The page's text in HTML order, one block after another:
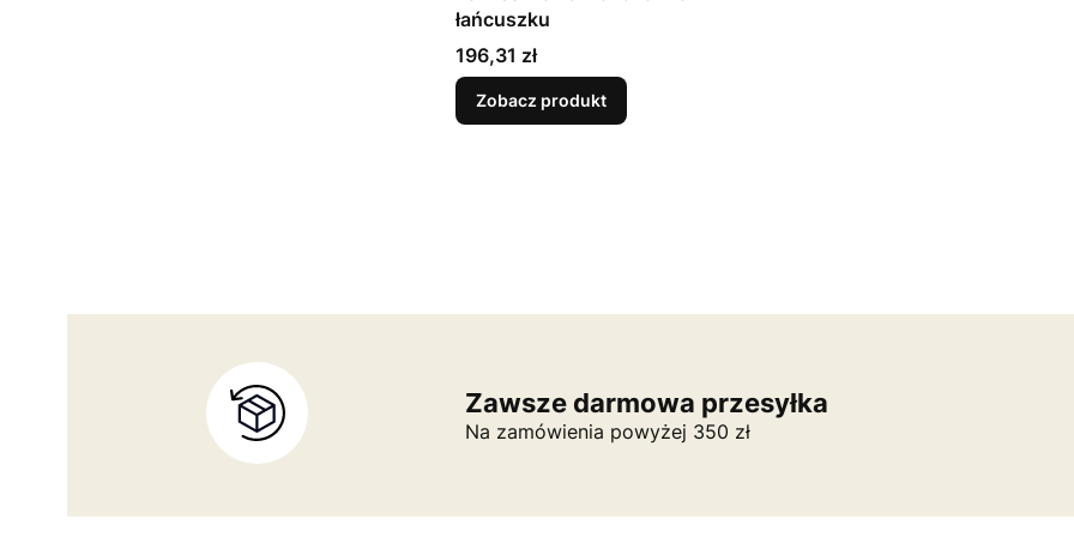
łańcuszku
Cena
196,31 zł
Zobacz produkt
Zawsze darmowa przesyłka
Na zamówienia powyżej 350 zł